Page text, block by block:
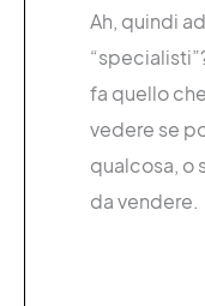
Ah, quindi
fa quello
vedere se
qualcosa, o
da vendere.